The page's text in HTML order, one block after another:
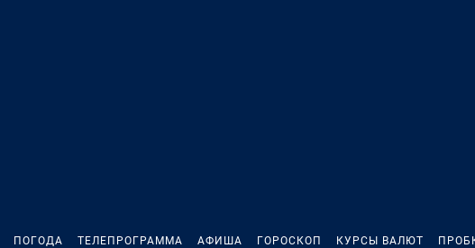
ПОГОДА ТЕЛЕПРОГРАММА АФИША ГОРОСКОП КУРСЫ ВАЛЮТ